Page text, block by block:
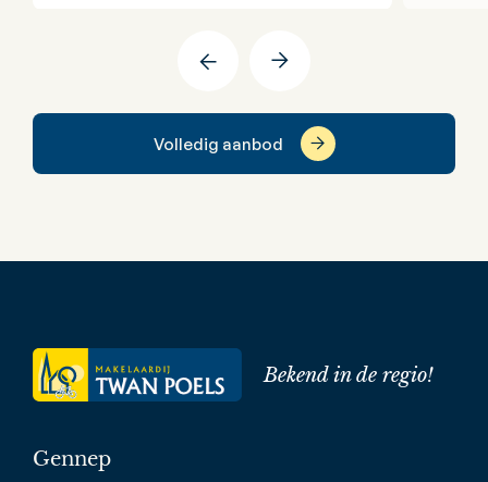
Volledig aanbod
Bekend in de regio!
Gennep